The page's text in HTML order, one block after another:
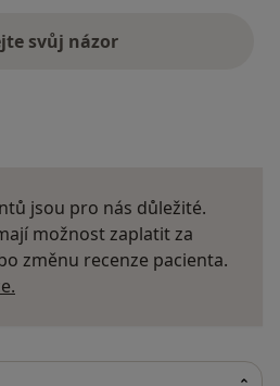
svůj názor
jsou pro nás důležité.
možnost zaplatit za
změnu recenze pacienta.